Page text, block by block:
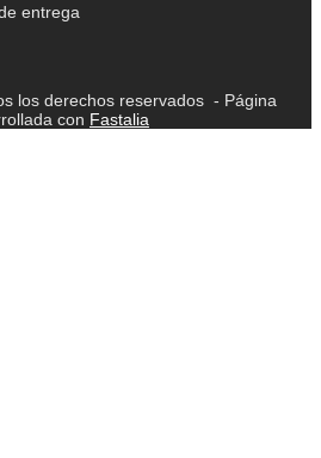
entrega
los derechos reservados - Página
con Fastalia